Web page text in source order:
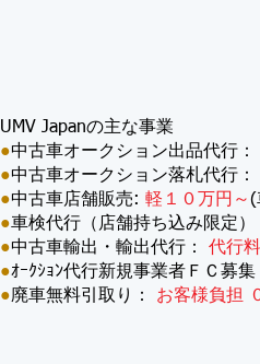
UMV Japanの主な事業
●中古車オークション出品代行：
●中古車オークション落札代行：
●中古車店舗販売: 軽１０万円～(
●車検代行（店舗持ち込み限定）
●中古車輸出・輸出代行： 代行
●ｵｰｸｼｮﾝ代行新規事業者ＦＣ募集
●廃車無料引取り： お客様負担